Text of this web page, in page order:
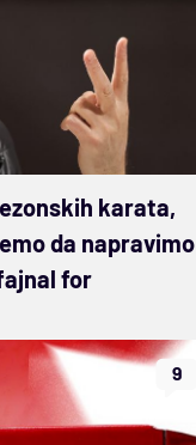
karata,
da napravimo
for
9